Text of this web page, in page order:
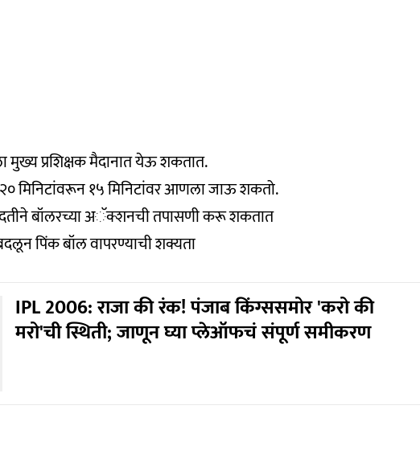
मुख्य प्रशिक्षक मैदानात येऊ शकतात.
मिनिटांवरून १५ मिनिटांवर आणला जाऊ शकतो.
बॉलरच्या अॅक्शनची तपासणी करू शकतात
पिंक बॉल वापरण्याची शक्यता
IPL 2006: राजा की रंक! पंजाब किंग्ससमोर 'करो की
मरो'ची स्थिती; जाणून घ्या प्लेऑफचं संपूर्ण समीकरण